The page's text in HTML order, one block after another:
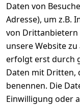
Daten von
Adresse), um z.B.
von
unsere Website
erfolgt erst durch
Daten mit Dritten,
benennen. Die
Einwilligung oder